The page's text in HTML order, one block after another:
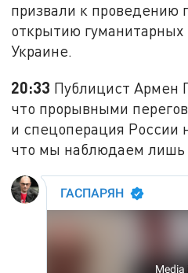
призвали к проведению
открытию гуманитарных
Украине.
20:33 Публицист Армен
что прорывными
и спецоперация России
что мы наблюдаем лишь